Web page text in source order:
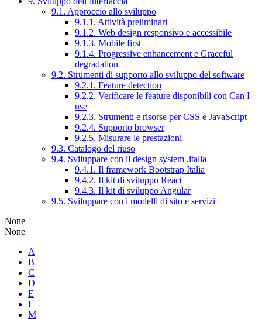
9.1. Approccio allo sviluppo
9.1.1. Attività preliminari
9.1.2. Web design responsivo e accessibile
9.1.3. Mobile first
9.1.4. Progressive enhancement e Graceful
degradation
9.2. Strumenti di supporto allo sviluppo del software
9.2.1. Feature detection
9.2.2. Verificare le feature disponibili con Can I
use
9.2.3. Strumenti e risorse per CSS e JavaScript
9.2.4. Supporto browser
9.2.5. Misurare le prestazioni
9.3. Catalogo del riuso
9.4. Sviluppare con il design system .italia
9.4.1. Il framework Bootstrap Italia
9.4.2. Il kit di sviluppo React
9.4.3. Il kit di sviluppo Angular
9.5. Sviluppare con i modelli di sito e servizi
None
None
A
B
C
D
E
I
M